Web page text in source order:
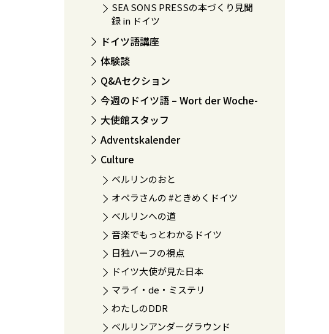
SEA SONS PRESSの本づくり見聞
録 in ドイツ
ドイツ語講座
体験談
Q&Aセクション
今週のドイツ語 – Wort der Woche-
大使館スタッフ
Adventskalender
Culture
ベルリンのおと
オペラさんの #ときめくドイツ
ベルリンへの道
音楽でもっとわかるドイツ
日独ハーフの視点
ドイツ大使が見た日本
マライ・de・ミステリ
わたしのDDR
ベルリンアンダーグラウンド